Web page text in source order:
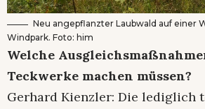
Neu angepflanzter Laubwald auf einer
Windpark. Foto: him
Welche
Teckwerke machen müssen?
Gerhard Kienzler: Die lediglich